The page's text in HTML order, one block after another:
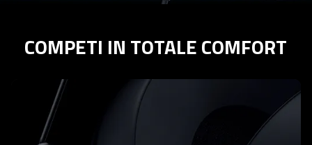
COMPETI IN TOTALE COMFORT